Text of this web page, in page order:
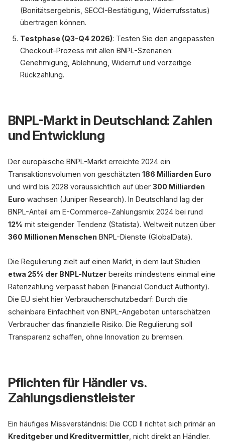
(Bonitätsergebnis, SECCI-Bestätigung, Widerrufsstatus)
übertragen können.
Testphase (Q3-Q4 2026): Testen Sie den angepassten
Checkout-Prozess mit allen BNPL-Szenarien:
Genehmigung, Ablehnung, Widerruf und vorzeitige
Rückzahlung.
BNPL-Markt in Deutschland: Zahlen
und Entwicklung
Der europäische BNPL-Markt erreichte 2024 ein
Transaktionsvolumen von geschätzten 186 Milliarden Euro
und wird bis 2028 voraussichtlich auf über 300 Milliarden
Euro wachsen (Juniper Research). In Deutschland lag der
BNPL-Anteil am E-Commerce-Zahlungsmix 2024 bei rund
12% mit steigender Tendenz (Statista). Weltweit nutzen über
360 Millionen Menschen BNPL-Dienste (GlobalData).
Die Regulierung zielt auf einen Markt, in dem laut Studien
etwa 25% der BNPL-Nutzer bereits mindestens einmal eine
Ratenzahlung verpasst haben (Financial Conduct Authority).
Die EU sieht hier Verbraucherschutzbedarf: Durch die
scheinbare Einfachheit von BNPL-Angeboten unterschätzen
Verbraucher das finanzielle Risiko. Die Regulierung soll
Transparenz schaffen, ohne Innovation zu bremsen.
Pflichten für Händler vs.
Zahlungsdienstleister
Ein häufiges Missverständnis: Die CCD II richtet sich primär an
Kreditgeber und Kreditvermittler , nicht direkt an Händler.